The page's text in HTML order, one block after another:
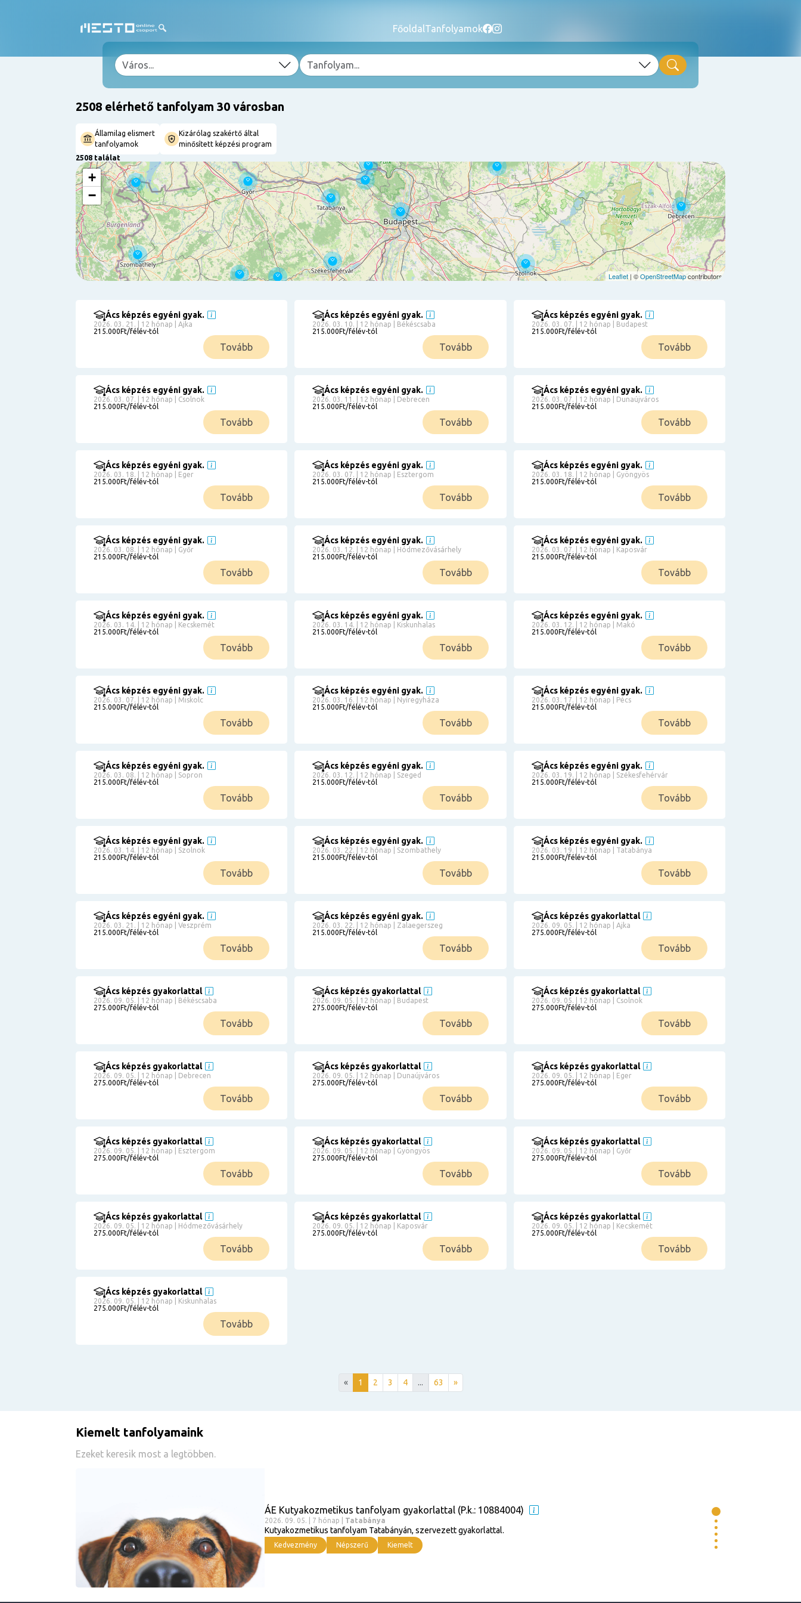
Főoldal Tanfolyamok
2508 elérhető tanfolyam 30 városban
Államilag elismert
tanfolyamok
Kizárólag szakértő által
minősített képzési program
2508 találat
+
−
Leaflet | ©OpenStreetMapcontributors
Szűrés
Érettségi
Részletfizetéssel
Ács képzés egyéni gyak.
2026. 03. 21. | 12 hónap | Ajka
215.000Ft/félév-tól
Tovább
Ács képzés egyéni gyak.
2026. 03. 10. | 12 hónap | Békéscsaba
215.000Ft/félév-tól
Tovább
Ács képzés egyéni gyak.
2026. 03. 07. | 12 hónap | Budapest
215.000Ft/félév-tól
Tovább
Ács képzés egyéni gyak.
2026. 03. 07. | 12 hónap | Csolnok
215.000Ft/félév-tól
Tovább
Ács képzés egyéni gyak.
2026. 03. 11. | 12 hónap | Debrecen
215.000Ft/félév-tól
Tovább
Ács képzés egyéni gyak.
2026. 03. 07. | 12 hónap | Dunaújváros
215.000Ft/félév-tól
Tovább
Ács képzés egyéni gyak.
2026. 03. 18. | 12 hónap | Eger
215.000Ft/félév-tól
Tovább
Ács képzés egyéni gyak.
2026. 03. 07. | 12 hónap | Esztergom
215.000Ft/félév-tól
Tovább
Ács képzés egyéni gyak.
2026. 03. 18. | 12 hónap | Gyöngyös
215.000Ft/félév-tól
Tovább
Ács képzés egyéni gyak.
2026. 03. 08. | 12 hónap | Győr
215.000Ft/félév-tól
Tovább
Ács képzés egyéni gyak.
2026. 03. 12. | 12 hónap | Hódmezővásárhely
215.000Ft/félév-tól
Tovább
Ács képzés egyéni gyak.
2026. 03. 07. | 12 hónap | Kaposvár
215.000Ft/félév-tól
Tovább
Ács képzés egyéni gyak.
2026. 03. 14. | 12 hónap | Kecskemét
215.000Ft/félév-tól
Tovább
Ács képzés egyéni gyak.
2026. 03. 14. | 12 hónap | Kiskunhalas
215.000Ft/félév-tól
Tovább
Ács képzés egyéni gyak.
2026. 03. 12. | 12 hónap | Makó
215.000Ft/félév-tól
Tovább
Ács képzés egyéni gyak.
2026. 03. 07. | 12 hónap | Miskolc
215.000Ft/félév-tól
Tovább
Ács képzés egyéni gyak.
2026. 03. 16. | 12 hónap | Nyíregyháza
215.000Ft/félév-tól
Tovább
Ács képzés egyéni gyak.
2026. 03. 17. | 12 hónap | Pécs
215.000Ft/félév-tól
Tovább
Ács képzés egyéni gyak.
2026. 03. 08. | 12 hónap | Sopron
215.000Ft/félév-tól
Tovább
Ács képzés egyéni gyak.
2026. 03. 12. | 12 hónap | Szeged
215.000Ft/félév-tól
Tovább
Ács képzés egyéni gyak.
2026. 03. 19. | 12 hónap | Székesfehérvár
215.000Ft/félév-tól
Tovább
Ács képzés egyéni gyak.
2026. 03. 14. | 12 hónap | Szolnok
215.000Ft/félév-tól
Tovább
Ács képzés egyéni gyak.
2026. 03. 22. | 12 hónap | Szombathely
215.000Ft/félév-tól
Tovább
Ács képzés egyéni gyak.
2026. 03. 19. | 12 hónap | Tatabánya
215.000Ft/félév-tól
Tovább
Ács képzés egyéni gyak.
2026. 03. 21. | 12 hónap | Veszprém
215.000Ft/félév-tól
Tovább
Ács képzés egyéni gyak.
2026. 03. 22. | 12 hónap | Zalaegerszeg
215.000Ft/félév-tól
Tovább
Ács képzés gyakorlattal
2026. 09. 05. | 12 hónap | Ajka
275.000Ft/félév-tól
Tovább
Ács képzés gyakorlattal
2026. 09. 05. | 12 hónap | Békéscsaba
275.000Ft/félév-tól
Tovább
Ács képzés gyakorlattal
2026. 09. 05. | 12 hónap | Budapest
275.000Ft/félév-tól
Tovább
Ács képzés gyakorlattal
2026. 09. 05. | 12 hónap | Csolnok
275.000Ft/félév-tól
Tovább
Ács képzés gyakorlattal
2026. 09. 05. | 12 hónap | Debrecen
275.000Ft/félév-tól
Tovább
Ács képzés gyakorlattal
2026. 09. 05. | 12 hónap | Dunaújváros
275.000Ft/félév-tól
Tovább
Ács képzés gyakorlattal
2026. 09. 05. | 12 hónap | Eger
275.000Ft/félév-tól
Tovább
Ács képzés gyakorlattal
2026. 09. 05. | 12 hónap | Esztergom
275.000Ft/félév-tól
Tovább
Ács képzés gyakorlattal
2026. 09. 05. | 12 hónap | Gyöngyös
275.000Ft/félév-tól
Tovább
Ács képzés gyakorlattal
2026. 09. 05. | 12 hónap | Győr
275.000Ft/félév-tól
Tovább
Ács képzés gyakorlattal
2026. 09. 05. | 12 hónap | Hódmezővásárhely
275.000Ft/félév-tól
Tovább
Ács képzés gyakorlattal
2026. 09. 05. | 12 hónap | Kaposvár
275.000Ft/félév-tól
Tovább
Ács képzés gyakorlattal
2026. 09. 05. | 12 hónap | Kecskemét
275.000Ft/félév-tól
Tovább
Ács képzés gyakorlattal
2026. 09. 05. | 12 hónap | Kiskunhalas
275.000Ft/félév-tól
Tovább
« 1 2 3 4 ... 63 »
Kiemelt tanfolyamaink
Ezeket keresik most a legtöbben.
ÁE Kutyakozmetikus tanfolyam gyakorlattal (P.k.: 10884004)
2026. 09. 05. | 7 hónap | Tatabánya
Kutyakozmetikus tanfolyam Tatabányán, szervezett gyakorlattal.
Kedvezmény Népszerű Kiemelt